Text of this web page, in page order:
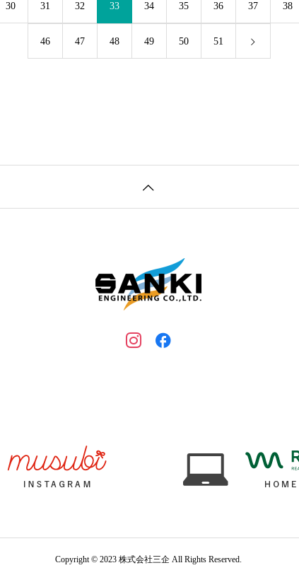
30 31 32 33 34 35 36 37 38
46 47 48 49 50 51
Copyright © 2023 株式会社三企 All Rights Reserved.